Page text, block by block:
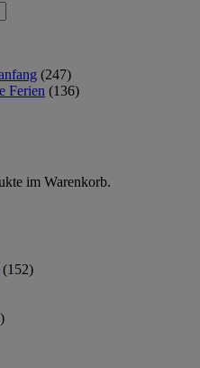
im Warenkorb.
(247)
Ferien (136)
(152)